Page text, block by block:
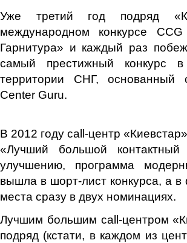
Уже третий год подряд
международном конкурсе
Гарнитура» и каждый раз
самый престижный конкурс
территории СНГ, основанный
Center Guru.
В 2012 году сall-центр
«Лучший большой
улучшению, программа
вышла в шорт-лист конкурса, а
места сразу в двух номинациях.
Лучшим большим сall-центром
подряд (кстати, в каждом из